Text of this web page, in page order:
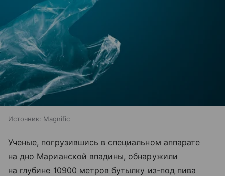
Источник: Magnific
Ученые, погрузившись в специальном аппарате
на дно Марианской впадины, обнаружили
на глубине 10900 метров бутылку из-под пива